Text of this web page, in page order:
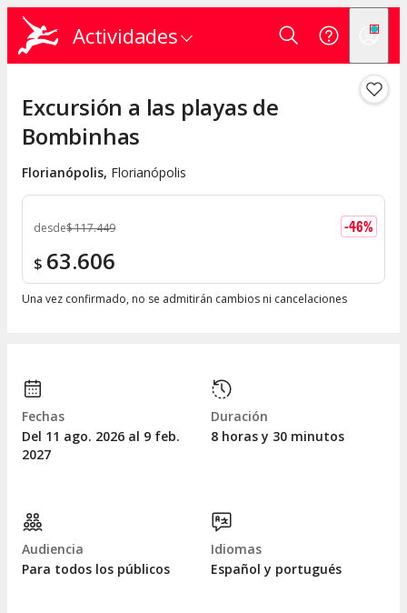
Actividades
Excursión a las playas de
Bombinhas
Florianópolis, Florianópolis
desde$117.449 -46%
$ 63.606
Una vez confirmado, no se admitirán cambios ni cancelaciones
Fechas
Del 11 ago. 2026 al 9 feb.
2027
Duración
8 horas y 30 minutos
Audiencia
Para todos los públicos
Idiomas
Español y portugués